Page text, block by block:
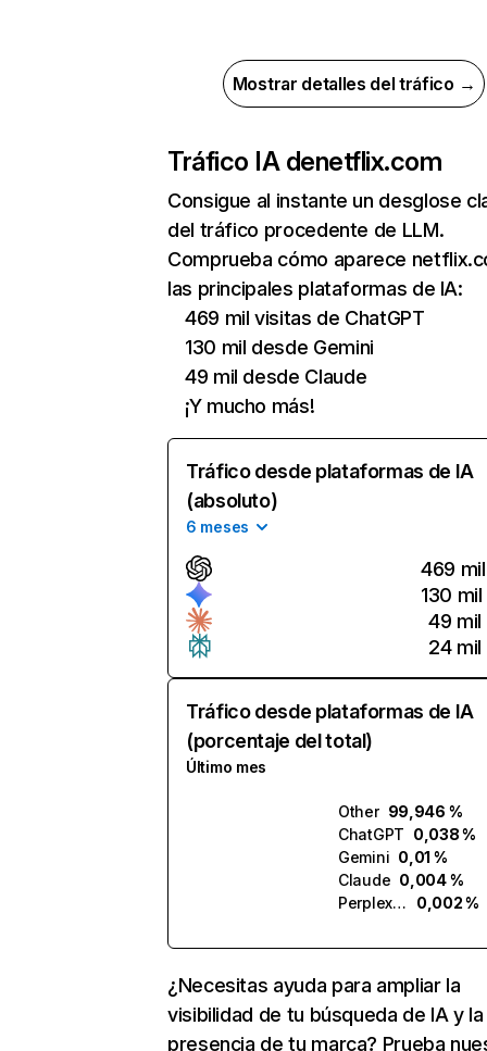
Mostrar detalles del tráfico →
Tráfico IA denetflix.com
Consigue al instante un desglose
del tráfico procedente de LLM.
Comprueba cómo aparece
las principales plataformas de IA:
469 mil visitas de ChatGPT
130 mil desde Gemini
49 mil desde Claude
¡Y mucho más!
Tráfico desde plataformas de IA
(absoluto)
6 meses
469 mil
130 mil
49 mil
24 mil
Tráfico desde plataformas de IA
(porcentaje del total)
Último mes
Other 99,946 %
ChatGPT 0,038 %
Gemini 0,01 %
Claude 0,004 %
Perplexity
0,002 %
¿Necesitas ayuda para ampliar la
visibilidad de tu búsqueda de IA y la
presencia de tu marca? Prueba